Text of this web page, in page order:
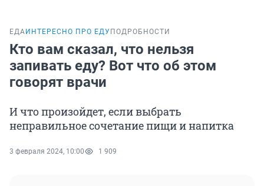
ЕДА ИНТЕРЕСНО ПРО ЕДУ ПОДРОБНОСТИ
Кто вам сказал, что нельзя
запивать еду? Вот что об этом
говорят врачи
И что произойдет, если выбрать
неправильное сочетание пищи и напитка
3 февраля 2024, 10:00 1 909